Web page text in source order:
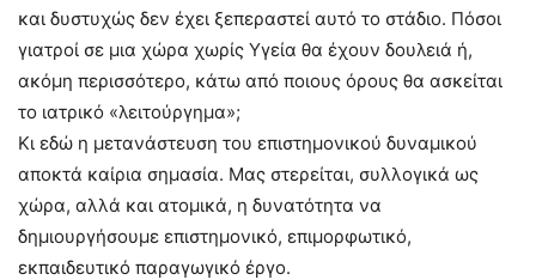
και δυστυχώς δεν έχει ξεπεραστεί αυτό το στάδιο. Πόσοι
γιατροί σε μια χώρα χωρίς Υγεία θα έχουν δουλειά ή,
ακόμη περισσότερο, κάτω από ποιους όρους θα ασκείται
το ιατρικό «λειτούργημα»;
Κι εδώ η μετανάστευση του επιστημονικού δυναμικού
αποκτά καίρια σημασία. Μας στερείται, συλλογικά ως
χώρα, αλλά και ατομικά, η δυνατότητα να
δημιουργήσουμε επιστημονικό, επιμορφωτικό,
εκπαιδευτικό παραγωγικό έργο.